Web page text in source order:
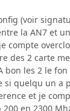
(voir
la AN7 et
compte
des 2 carte
bon les 2 le
si quelqu un a
et je
en 2300